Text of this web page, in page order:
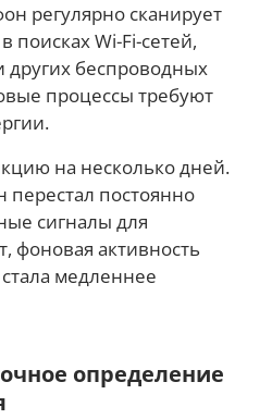
регулярно сканирует
поисках Wi-Fi-сетей,
других беспроводных
процессы требуют
на несколько дней.
перестал постоянно
сигналы для
фоновая активность
медленнее
определение